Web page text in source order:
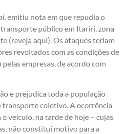
emitiu nota em que repudia o
público em Itariri, zona
(reveja aqui). Os ataques teriam
revoltados com as condições de
empresas, de acordo com
e prejudica toda a população
transporte coletivo. A ocorrência
veículo, na tarde de hoje – cujas
não constitui motivo para a